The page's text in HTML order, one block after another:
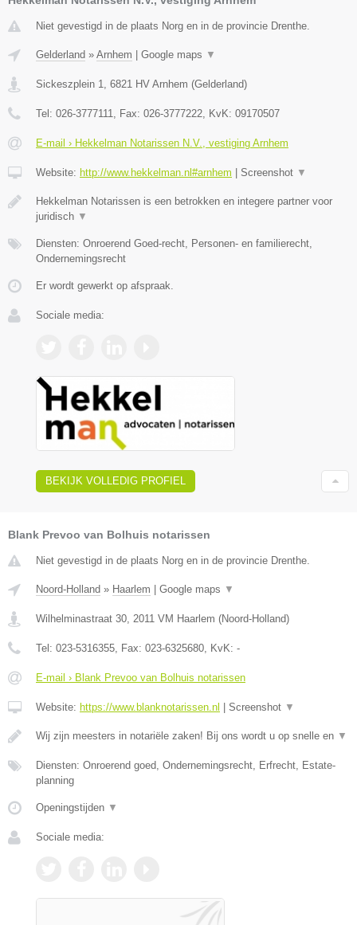
Niet gevestigd in de plaats Norg en in de provincie Drenthe.
Gelderland » Arnhem Google maps ▼
Sickeszplein 1 6821 HV Arnhem (Gelderland)
Tel: 026-3777111 , Fax: 026-3777222 , KvK: 09170507
E-mail › Hekkelman Notarissen N.V., vestiging Arnhem
Website: http://www.hekkelman.nl#arnhem Screenshot ▼
Hekkelman Notarissen is een betrokken en integere partner voor
juridisch ▼
Diensten: Onroerend Goed-recht, Personen- en familierecht,
Ondernemingsrecht
Er wordt gewerkt op afspraak.
Sociale media:
BEKIJK VOLLEDIG PROFIEL
Blank Prevoo van Bolhuis notarissen
Niet gevestigd in de plaats Norg en in de provincie Drenthe.
Noord-Holland » Haarlem Google maps ▼
Wilhelminastraat 30, 2011 VM Haarlem (Noord-Holland)
Tel: 023-5316355, Fax: 023-6325680, KvK: -
E-mail › Blank Prevoo van Bolhuis notarissen
Website: https://www.blanknotarissen.nl Screenshot ▼
Wij zijn meesters in notariële zaken! Bij ons wordt u op snelle en ▼
Diensten: Onroerend goed, Ondernemingsrecht, Erfrecht, Estate-
planning
Openingstijden ▼
Sociale media: